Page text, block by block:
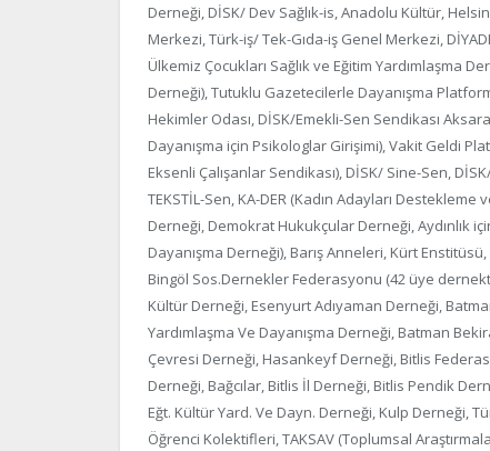
Derneği, DİSK/ Dev Sağlık-is, Anadolu Kültür,
Merkezi, Türk-iş/ Tek-Gıda-iş Genel Merkezi,
Ülkemiz Çocukları Sağlık ve Eğitim Yardımlaşma
Derneği), Tutuklu Gazetecilerle Dayanışma
Hekimler Odası, DİSK/Emekli-Sen Sendikası
Dayanışma için Psikologlar Girişimi), Vakit Geldi
Eksenli Çalışanlar Sendikası), DİSK/ Sine-Sen,
TEKSTİL-Sen, KA-DER (Kadın Adayları
Derneği, Demokrat Hukukçular Derneği, Aydınlık
Dayanışma Derneği), Barış Anneleri, Kürt
Bingöl Sos.Dernekler Federasyonu (42 üye
Kültür Derneği, Esenyurt Adıyaman Derneği,
Yardımlaşma Ve Dayanışma Derneği, Batman
Çevresi Derneği, Hasankeyf Derneği, Bitlis
Derneği, Bağcılar, Bitlis İl Derneği, Bitlis Pendik
Eğt. Kültür Yard. Ve Dayn. Derneği, Kulp Derneği,
Öğrenci Kolektifleri, TAKSAV (Toplumsal